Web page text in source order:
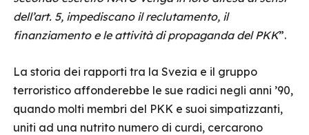
dell’art. 5, impediscano il reclutamento, il
finanziamento e le attività di propaganda del PKK”.
La storia dei rapporti tra la Svezia e il gruppo
terroristico affonderebbe le sue radici negli anni ’90,
quando molti membri del PKK e suoi simpatizzanti,
uniti ad una nutrito numero di curdi, cercarono